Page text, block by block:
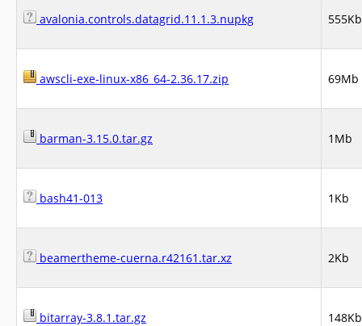
avalonia.controls.datagrid.11.1.3.nupkg 555Kb
awscli-exe-linux-x86_64-2.36.17.zip 69Mb
barman-3.15.0.tar.gz 1Mb
bash41-013 1Kb
beamertheme-cuerna.r42161.tar.xz 2Kb
bitarray-3.8.1.tar.gz 148Kb